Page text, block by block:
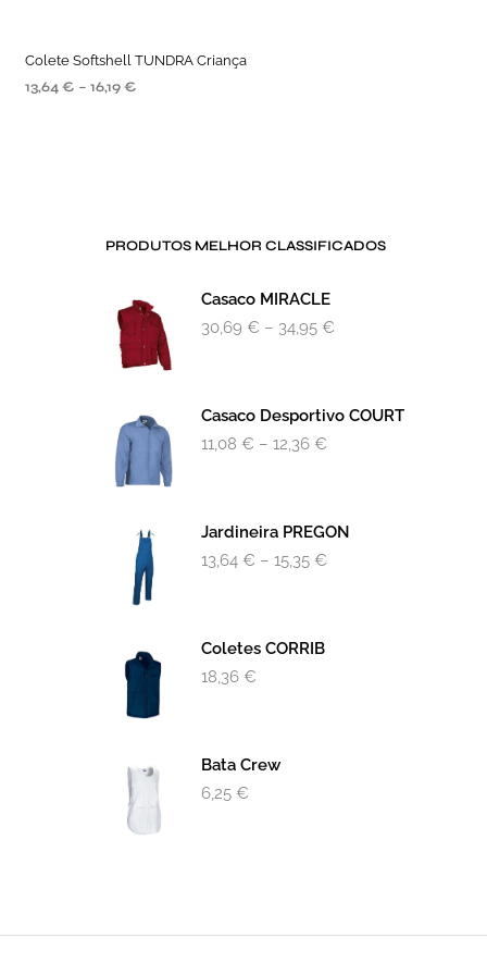
Colete Softshell TUNDRA Criança
13,64€ – 16,19€
PRODUTOS MELHOR CLASSIFICADOS
Casaco MIRACLE
30,69 € – 34,95 €
Casaco Desportivo COURT
11,08 € – 12,36 €
Jardineira PREGON
13,64 € – 15,35 €
Coletes CORRIB
18,36 €
Bata Crew
6,25 €